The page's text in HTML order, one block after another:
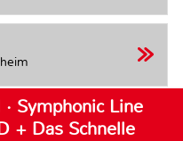
Symphonic Line
+ Das Schnelle